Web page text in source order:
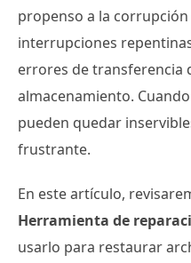
propenso a la
interrupciones
errores de transferencia
almacenamiento.
pueden quedar
frustrante.
En este artículo,
Herramienta de
usarlo para restaurar